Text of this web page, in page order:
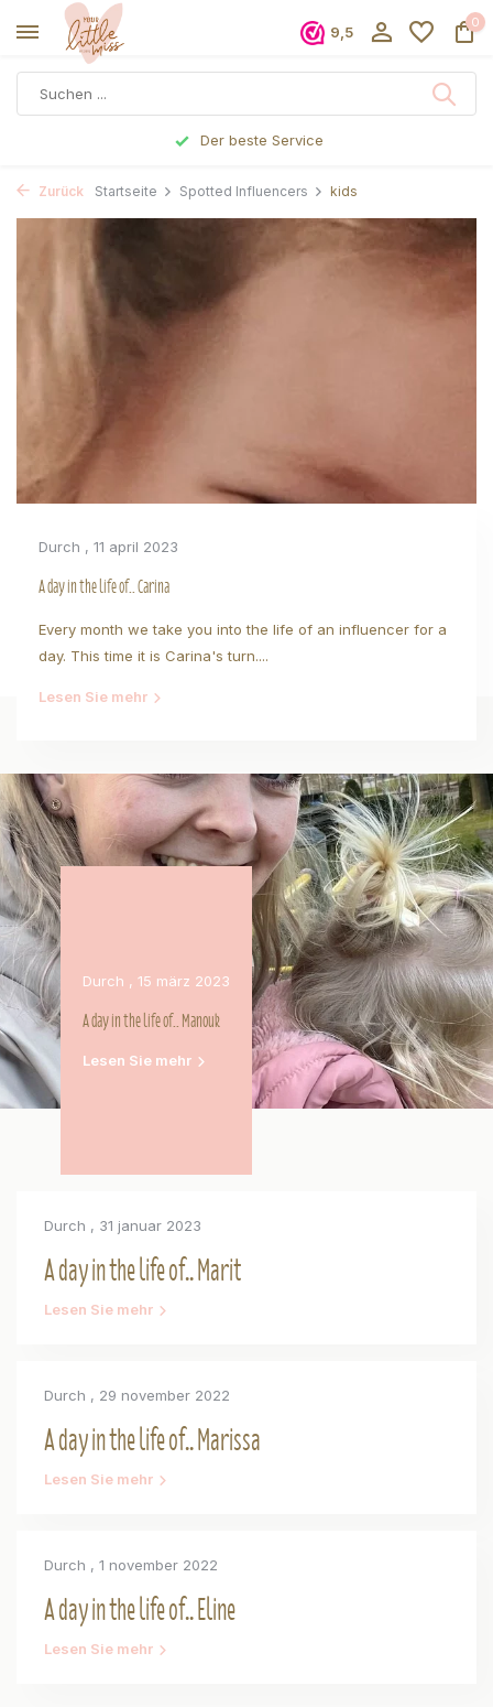
9,5
0
Der beste Service
Zurück Startseite Spotted Influencers kids
Durch , 11 april 2023
A day in the life of.. Carina
Every month we take you into the life of an influencer for a
day. This time it is Carina's turn....
Lesen Sie mehr
Durch , 15 märz 2023
A day in the life of.. Manouk
Lesen Sie mehr
Durch , 31 januar 2023
A day in the life of.. Marit
Lesen Sie mehr
Durch , 29 november 2022
A day in the life of.. Marissa
Lesen Sie mehr
Durch , 1 november 2022
A day in the life of.. Eline
Lesen Sie mehr